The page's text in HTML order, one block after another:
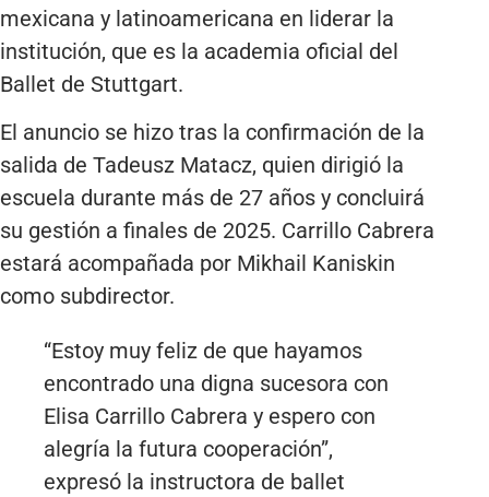
mexicana y latinoamericana en liderar la
institución, que es la academia oficial del
Ballet de Stuttgart.
El anuncio se hizo tras la confirmación de la
salida de Tadeusz Matacz, quien dirigió la
escuela durante más de 27 años y concluirá
su gestión a finales de 2025. Carrillo Cabrera
estará acompañada por Mikhail Kaniskin
como subdirector.
“Estoy muy feliz de que hayamos
encontrado una digna sucesora con
Elisa Carrillo Cabrera y espero con
alegría la futura cooperación”,
expresó la instructora de ballet